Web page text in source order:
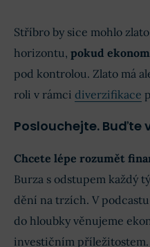
Stříbro by sice mohlo
horizontu, pokud
pod kontrolou. Zlato má
roli v rámci diverzifikace
Poslouchejte. Buďte
Chcete lépe rozumět
Burza s odstupem každý
dění na trzích. V
do hloubky věnujeme
investičním příležitostem.